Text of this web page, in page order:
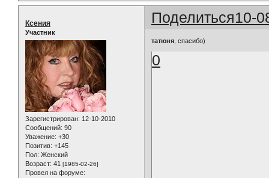
Поделиться10-
Ксения
Участник
Зарегистрирован: 12-10-2010
Сообщений: 90
Уважение: +30
Позитив: +145
Пол: Женский
Возраст: 41 [1985-02-26]
Провел на форуме:
татюня , спасибо)
0